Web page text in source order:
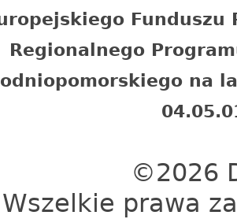
Funduszu
Regionalnego
na
©2026
Wszelkie prawa